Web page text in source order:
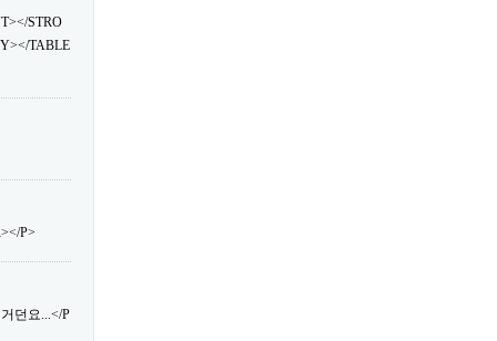
STRO
TABLE
P>
던요...</P